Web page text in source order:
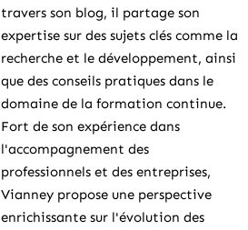
travers son blog, il partage son
expertise sur des sujets clés comme la
recherche et le développement, ainsi
que des conseils pratiques dans le
domaine de la formation continue.
Fort de son expérience dans
l'accompagnement des
professionnels et des entreprises,
Vianney propose une perspective
enrichissante sur l'évolution des